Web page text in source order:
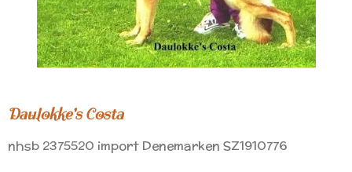
Daulokke's Costa
nhsb 2375520 import Denemarken SZ1910776